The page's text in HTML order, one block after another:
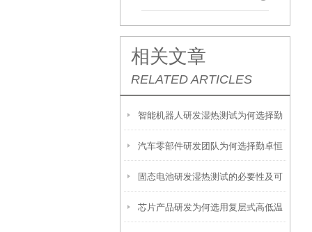
相关文章
RELATED ARTICLES
智能机器人研发湿热测试为何选择勤
卓可程式恒温恒湿试验箱
汽车零部件研发团队为何选择勤卓恒
温湿热试验箱
固态电池研发湿热测试的必要性及可
程式恒温恒湿试验箱应用价值
芯片产品研发为何选用复层式高低温